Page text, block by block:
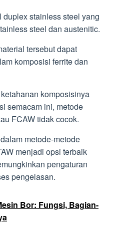
stainless steel yang
steel dan austenitic.
tersebut dapat
komposisi ferrite dan
komposisinya
semacam ini, metode
FCAW tidak cocok.
metode-metode
menjadi opsi terbaik
pengaturan
pengelasan.
Bor: Fungsi, Bagian-